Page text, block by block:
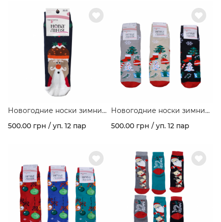
Новогодние носки зимние
махровые с рисунком
"Santa" ассорти цветов в
500.00 грн / уп. 12 пар
Новогодние носки зимние
махровые с рисунком
"Елка" ассорти цветов в
500.00 грн / уп. 12 пар